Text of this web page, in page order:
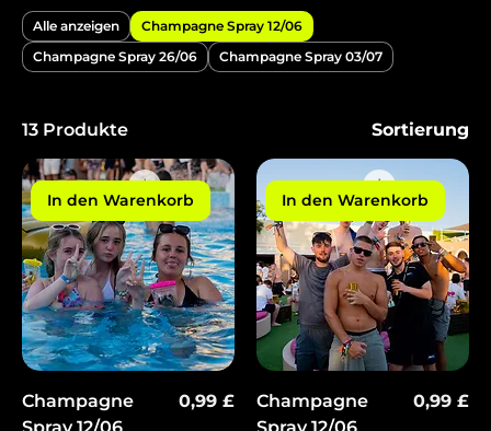
Alle anzeigen
Champagne Spray 12/06
Champagne Spray 26/06
Champagne Spray 03/07
13 Produkte Sortierung
In den Warenkorb
Champagne
Preis
0,99 £
In den Warenkorb
Champagne
Preis
0,99 £